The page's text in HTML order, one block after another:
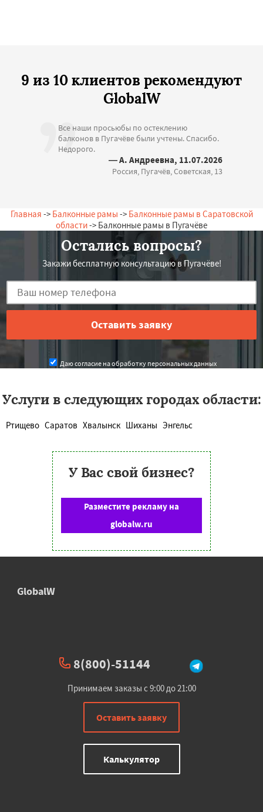
9 из 10 клиентов рекомендуют
GlobalW
Все наши просьюбы по остеклению
балконов в Пугачёве были учтены. Спасибо.
Недорого.
— А. Андреевна, 11.07.2026
Россия, Пугачёв, Советская, 13
Главная -> Балконные рамы -> Балконные рамы в Саратовской
области-> Балконные рамы в Пугачёве
Остались вопросы?
Закажи бесплатную консультацию в Пугачёве!
Даю согласие на обработку персональных данных
Услуги в следующих городах области:
Ртищево Саратов Хвалынск Шиханы Энгельс
У Вас свой бизнес?
Разместите рекламу на
globalw.ru
GlobalW
8(800)-51144
Принимаем заказы с 9:00 до 21:00
Оставить заявку
Калькулятор